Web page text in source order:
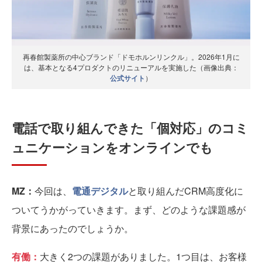
再春館製薬所の中心ブランド「ドモホルンリンクル」。2026年1月に
は、基本となる4プロダクトのリニューアルを実施した（画像出典：
公式サイト ）
電話で取り組んできた「個対応」のコミ
ュニケーションをオンラインでも
MZ： 今回は、 電通デジタルと取り組んだCRM高度化に
ついてうかがっていきます。まず、どのような課題感が
背景にあったのでしょうか。
有働： 大きく2つの課題がありました。1つ目は、お客様